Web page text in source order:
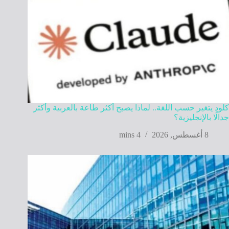
كلود يتغير حسب اللغة.. لماذا يصبح أكثر طاعة بالعربية وأكثر
جدالًا بالإنجليزية؟
8 أغسطس, 2026
4 mins